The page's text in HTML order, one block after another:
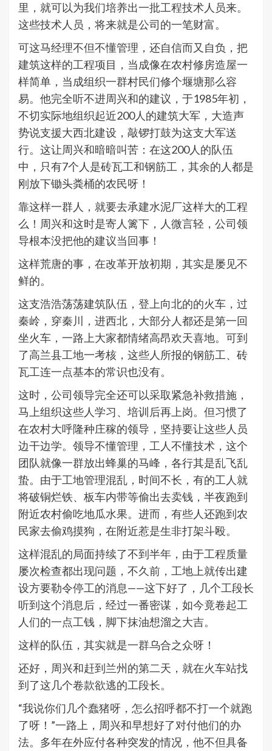
里，就可以为我们培养出一批工程技术人员来。
这些技术人员，将来就是公司的一笔财富。
可这马经理不但不懂管理，还自信而又自负，把
建筑这样的工程项目，当成像在农村修房造屋一
样简单，当成组织一群村民们修个堰塘那么容
易。他完全听不进周兴和的建议，于1985年初，
不切实际地组织起近200人的建筑大军，大造声
势说支援大西北建设，敲锣打鼓为这支大军送
行。这让周兴和暗暗叫苦：在这200人的队伍
中，只有7个人是砖瓦工和钢筋工，其余的人都是
刚放下锄头粪桶的农民呀！
靠这样一群人，就要去承建水泥厂这样大的工程
么！周兴和这时是寄人篱下，人微言轻，公司领
导根本没把他的建议当回事！
这样荒唐的事，在改革开放初期，其实是屡见不
鲜的。
这支浩浩荡荡建筑队伍，登上向北的的火车，过
秦岭，穿秦川，进西北，大部分人都还是第一回
坐火车，一路上大家都情绪高昂欢天喜地。可到
了高兰县工地一考核，这些人所报的钢筋工、砖
瓦工连一点基本的常识也没有。
这时，公司领导完全还可以采取紧急补救措施，
马上组织这些人学习、培训后再上岗。但习惯了
在农村大呼隆种庄稼的领导，坚持要让这些人员
边干边学。领导不懂管理，工人不懂技术，这个
团队就像一群放出蜂巢的马峰，各行其是乱飞乱
蛰。由于工地管理混乱，时间不长，有的工人就
将破铜烂铁、板车内带等偷出去卖钱，半夜跑到
附近农村偷吃地瓜水果。进而，有些人还跑到农
民家去偷鸡摸狗，在附近惹是生非打架斗殴。
这样混乱的局面持续了不到半年，由于工程质量
屡次检查都出现问题，不久前，工地上就传出建
设方要勒令停工的消息——这下好了，几个工段长
听到这个消息后，经过一番密谋，如今竟卷起工
人们的一点工钱，脚下抹油想溜之大吉。
这样的队伍，其实就是一群乌合之众呀！
还好，周兴和赶到兰州的第二天，就在火车站找
到了这几个卷款欲逃的工段长。
“我说你们几个蠢猪呀，怎么招呼都不打一个就跑
了呀！”一路上，周兴和早想好了对付他们的办
法。多年在外应付各种突发的情况，他不但具备